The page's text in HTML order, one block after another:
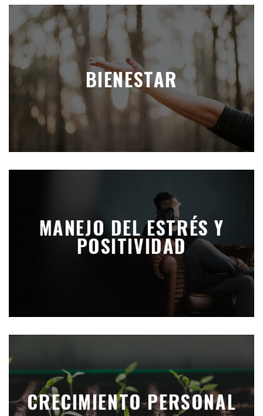
BIENESTAR
MANEJO DEL ESTRÉS Y
POSITIVIDAD
CRECIMIENTO PERSONAL